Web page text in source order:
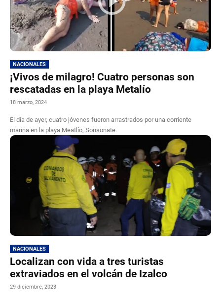
NACIONALES
¡Vivos de milagro! Cuatro personas son
rescatadas en la playa Metalío
18 marzo, 2024
El día de ayer, cuatro jóvenes fueron arrastrados por una corriente
marina en la playa Meatlío, Sonsonate.
NACIONALES
Localizan con vida a tres turistas
extraviados en el volcán de Izalco
29 diciembre, 2023